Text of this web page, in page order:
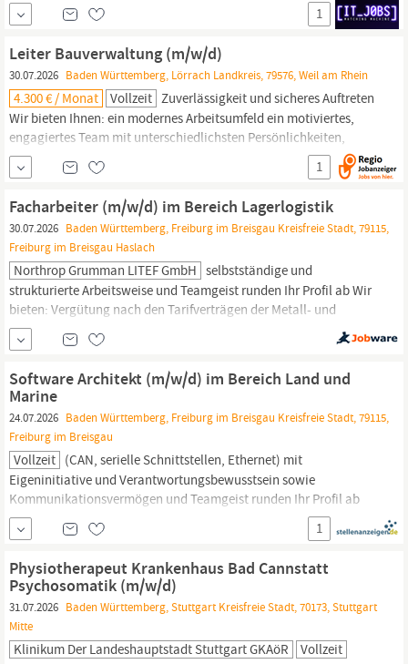
internationalen Kolleg innen Attraktiver Zuschuss fürs
Kaffee, Wasser, Tee und Softdrinks for free sowie...
1
Leiter Bauverwaltung (m/w/d)
30.07.2026 Baden Württemberg, Lörrach Landkreis, 79576, Weil am Rhein
4.300 € / Monat Vollzeit Zuverlässigkeit und sicheres Auftreten
Wir bieten Ihnen: ein modernes Arbeitsumfeld ein motiviertes,
engagiertes Team mit unterschiedlichsten Persönlichkeiten,
Talenten und Erfahrungen in einer kreativen und kollegialen
Atmosphäre eine Besoldung nach dem Landesbesoldungsgesetz
bis Bes.-Gr. A 11 bzw. eine Eingruppierung
nach dem...
1
Facharbeiter (m/w/d) im Bereich Lagerlogistik
30.07.2026 Baden Württemberg, Freiburg im Breisgau Kreisfreie Stadt, 79115,
Freiburg im Breisgau Haslach
Northrop Grumman LITEF GmbH selbstständige und
strukturierte Arbeitsweise und Teamgeist runden Ihr Profil ab Wir
bieten: Vergütung nach den Tarifverträgen der Metall- und
Elektroindustrie
Betriebliche Altersvorsorge
und Altersversorgung Vielfältige Weiterbildungsangebote und
Sprachkurse Mobiles Arbeiten/Homeoffice Anbindung an
öffentliche Verkehrsmittel, Parkplatz,
Software Architekt (m/w/d) im Bereich Land und
Marine
24.07.2026 Baden Württemberg, Freiburg im Breisgau Kreisfreie Stadt, 79115,
Freiburg im Breisgau
Vollzeit (CAN, serielle Schnittstellen, Ethernet) mit
Eigeninitiative und Verantwortungsbewusstsein sowie
Kommunikationsvermögen und Teamgeist runden Ihr Profil ab
Wir bieten: Vergütung nach den Tarifverträgen der Metall- und
ElektroindustrieBaden-Württemberg
Betriebliche Altersvorsorge
Sprachkurse...
1
Physiotherapeut Krankenhaus Bad Cannstatt
Psychosomatik (m/w/d)
31.07.2026 Baden Württemberg, Stuttgart Kreisfreie Stadt, 70173, Stuttgart
Mitte
Klinikum Der Landeshauptstadt Stuttgart GKAöR
Vollzeit